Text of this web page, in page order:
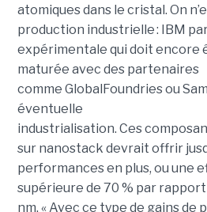
atomiques dans le cristal. On
production industrielle : IBM
expérimentale qui doit encore
maturée avec des partenaires
comme GlobalFoundries ou
éventuelle
industrialisation. Ces
sur nanostack devrait offrir
performances en plus, ou une
supérieure de 70 % par rapport
nm. « Avec ce type de gains de